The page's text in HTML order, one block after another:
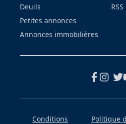
Deuils
Petites annonces
Annonces immobilières
RSS
Conditions
Politique